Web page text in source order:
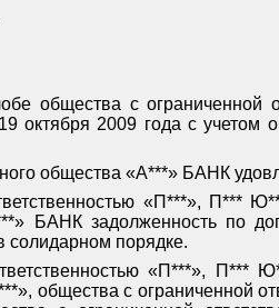
общества с ограниченной
октября 2009 года с учетом
общества «А***» БАНК
«П***»,
БАНК задолженность по
солидарном порядке.
«П***»,
общества с ограниченной